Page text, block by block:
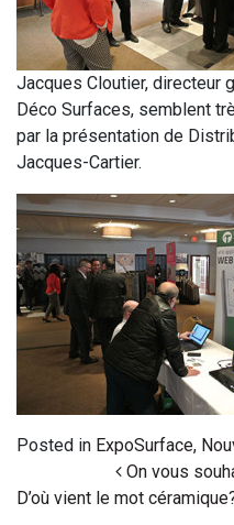
Jacques Cloutier, directeur
Déco Surfaces, semblent
par la présentation de
Jacques-Cartier.
Posted in ExpoSurface,
Post navigationOn vous
D’où vient le mot